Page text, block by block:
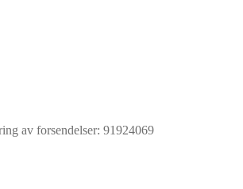
av forsendelser: 91924069